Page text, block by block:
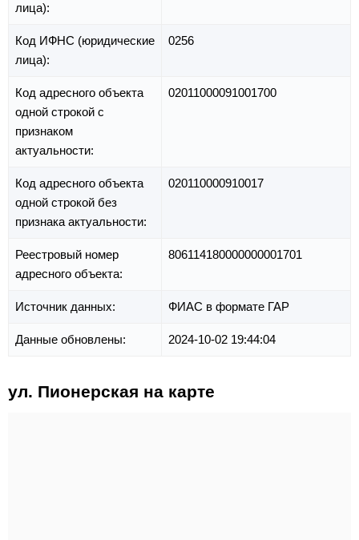
лица):
Код ИФНС (юридические
лица):
0256
Код адресного объекта
одной строкой с
признаком
актуальности:
02011000091001700
Код адресного объекта
одной строкой без
признака актуальности:
020110000910017
Реестровый номер
адресного объекта:
806114180000000001701
Источник данных: ФИАС в формате ГАР
Данные обновлены: 2024-10-02 19:44:04
ул. Пионерская на карте